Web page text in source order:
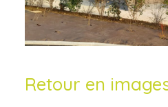
Retour en